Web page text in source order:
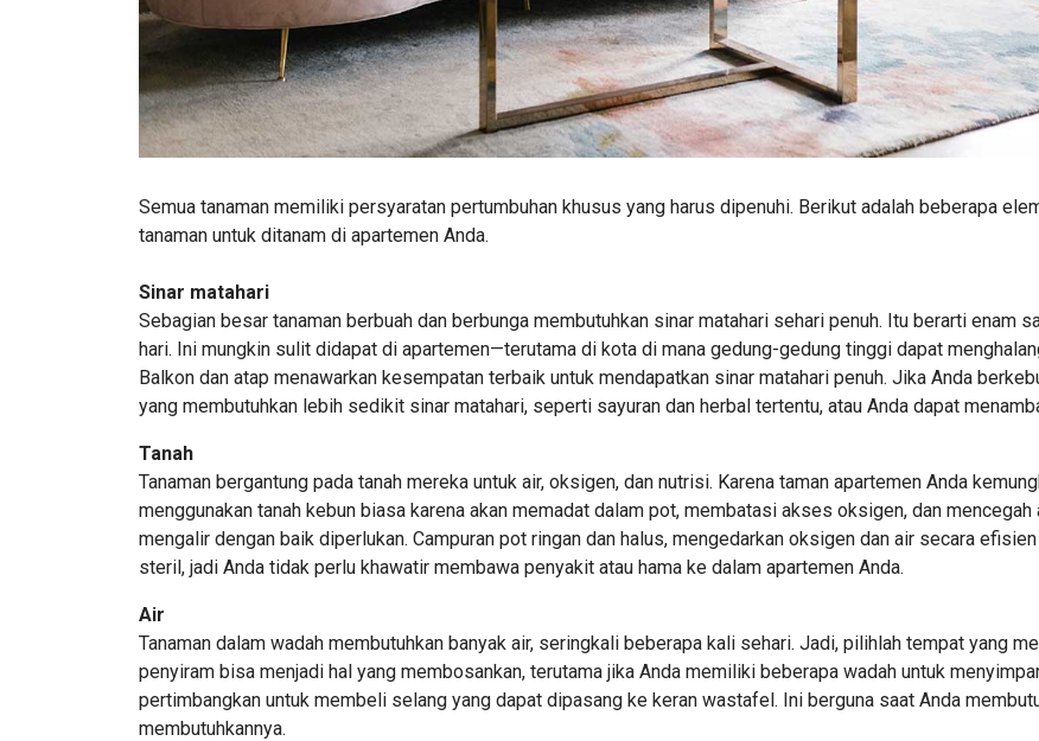
Semua tanaman memiliki persyaratan pertumbuhan khusus yang harus dipenuhi. Berikut adalah beberapa
tanaman untuk ditanam di apartemen Anda.
Sinar matahari
Sebagian besar tanaman berbuah dan berbunga membutuhkan sinar matahari sehari penuh. Itu berarti enam
hari. Ini mungkin sulit didapat di apartemen—terutama di kota di mana gedung-gedung tinggi dapat
Balkon dan atap menawarkan kesempatan terbaik untuk mendapatkan sinar matahari penuh. Jika Anda
yang membutuhkan lebih sedikit sinar matahari, seperti sayuran dan herbal tertentu, atau Anda dapat
Tanah
Tanaman bergantung pada tanah mereka untuk air, oksigen, dan nutrisi. Karena taman apartemen Anda
menggunakan tanah kebun biasa karena akan memadat dalam pot, membatasi akses oksigen, dan
mengalir dengan baik diperlukan. Campuran pot ringan dan halus, mengedarkan oksigen dan air secara
steril, jadi Anda tidak perlu khawatir membawa penyakit atau hama ke dalam apartemen Anda.
Air
Tanaman dalam wadah membutuhkan banyak air, seringkali beberapa kali sehari. Jadi, pilihlah tempat yang
penyiram bisa menjadi hal yang membosankan, terutama jika Anda memiliki beberapa wadah untuk
pertimbangkan untuk membeli selang yang dapat dipasang ke keran wastafel. Ini berguna saat Anda
membutuhkannya.